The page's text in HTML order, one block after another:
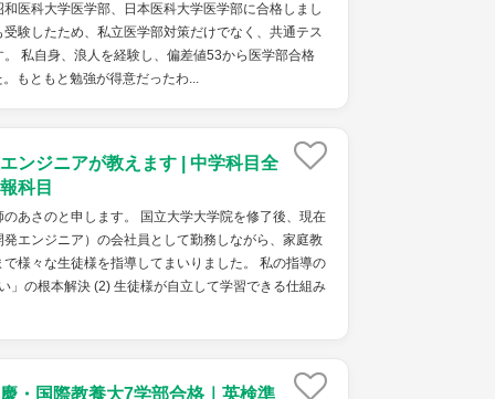
医科大学医学部、日本医科大学医学部に合格しまし
験したため、私立医学部対策だけでなく、共通テス
私自身、浪人を経験し、偏差値53から医学部合格
もともと勉強が得意だったわ...
ンジニアが教えます | 中学科目全
科目
あさのと申します。 国立大学大学院を修了後、現在
エンジニア）の会社員として勤務しながら、家庭教
様々な生徒様を指導してまいりました。 私の指導の
」の根本解決 (2) 生徒様が自立して学習できる仕組み
・国際教養大7学部合格｜英検準